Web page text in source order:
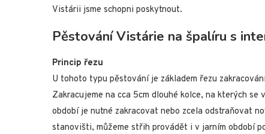
Vistárii jsme schopni poskytnout.
Pěstování Vistárie na špalíru s
Princip řezu
U tohoto typu pěstování je základem řezu
Zakracujeme na cca 5cm dlouhé kolce, na kterých
období je nutné zakracovat nebo zcela odstraňovat
stanovišti, můžeme střih provádět i v jarním období